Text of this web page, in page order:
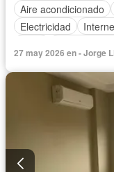
Aire acondicionado
Electricidad
Acceso para
Garita de guardianía
27 may 2026 en - Jorge